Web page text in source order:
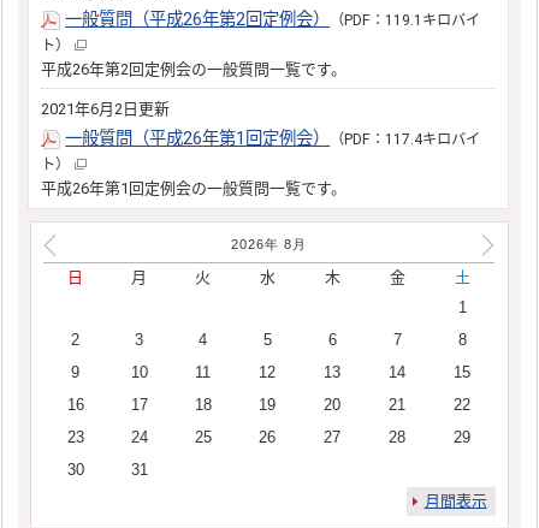
一般質問（平成26年第2回定例会）
（PDF：119.1キロバイ
ト）
平成26年第2回定例会の一般質問一覧です。
2021年6月2日更新
一般質問（平成26年第1回定例会）
（PDF：117.4キロバイ
ト）
平成26年第1回定例会の一般質問一覧です。
2026年 8 月
日 月 火 水 木 金
土
1
2
3 4 5 6 7
8
9
10 11 12 13 14
15
16
17 18 19 20 21
22
23
24 25 26 27 28
29
30
31
月間表示